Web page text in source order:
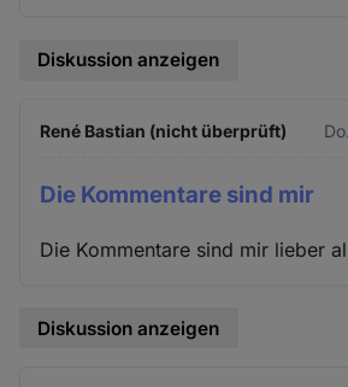
Diskussion anzeigen
René Bastian (nicht überprüft)
Die Kommentare sind mir
Die Kommentare sind mir lieber
Diskussion anzeigen